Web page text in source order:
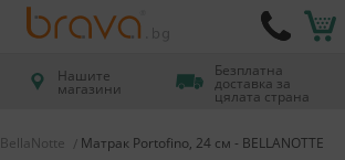
Нашите
магазини
Безплатна
доставка за
цялата страна
BellaNotte Матрак Portofino, 24 см - BELLANOTTE